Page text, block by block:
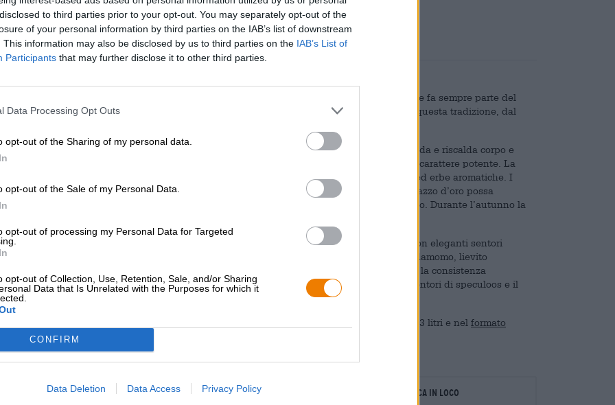
to third parties prior to your opt-out. You may separately opt-out of the
of your personal information by third parties on the IAB’s list of downstream
This information may also be disclosed by us to third parties on the IAB’s List of
Participants that may further disclose it to other third parties.
Data Processing Opt Outs
opt-out of the Sharing of my personal data.
opt-out of the Sale of my Personal Data.
opt-out of processing my Personal Data for Targeted
opt-out of Collection, Use, Retention, Sale, and/or Sharing
Data that Is Unrelated with the Purposes for which it
CONFIRM
Data Deletion Data Access Privacy Policy
* I prezzi sono comprensivi di accisa
Descrizione Informazioni Recensioni(0)
Il birrificio belga Het Anker è noto per le sue birre tradizionali. Una birra di Natale fa sempre parte del
repertorio di un birrificio collaudato. Dopo che i belgi hanno sospeso per un po’ questa tradizione, dal
Il Gouden Carolus esce ogni anno giusto in tempo per l’inizio della stagione fredda e riscalda corpo e
anima con una potente gradazione alcolica del 10,5%, un aspetto da favola e un carattere potente. La
birra festosa ottiene il suo sapore natalizio attraverso l’uso di sei diverse spezie ed erbe aromatiche. I
malti e tre tipi di luppolo sono responsabili del corpo voluminoso. Affinché il ragazzo d’oro possa
maturare in tutto il suo splendore entro l’inverno, la birra viene prodotta in agosto. Durante l’autunno la
Al termine di questo elaborato processo si ottiene una birra dal colore mogano con eleganti sentori
rosso rubino e una schiuma cremosa che profuma invitante di anice stellato, cardamomo, lievito
speziato, vaniglia e caramello. La bevanda iniziale rivela la ricchezza di sapore e la consistenza
cremosa di questa potente birra e delizia il palato con note fruttate, caramello, sentori di speculoos e il
Disponiamo di Het Ankers Gouden Carolus Christmas in pratiche bottiglie da 0,33 litri e nel formato
gourmet con una capacità di 0,75 litri
CONSULENZA GRATUITA SULLA
commercianti o ristoratori Verifica in loco